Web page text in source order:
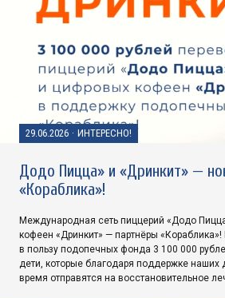
29.06.2026 · ИНТЕРЕСНО!
Додо Пицца» и «Дринкит» —
«Кораблика»!
Международная сеть пиццерий «Додо
кофеен «Дринкит» — партнёры
в пользу подопечных фонда 3 100 000
дети, которые благодаря поддержке наших
время отправятся на восстановительное